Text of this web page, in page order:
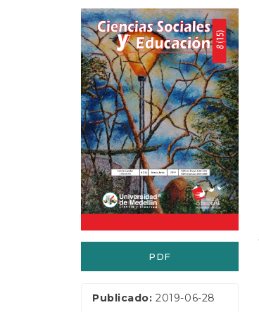
Barra
lateral
del
artículo
PDF
Publicado:2019-06-28